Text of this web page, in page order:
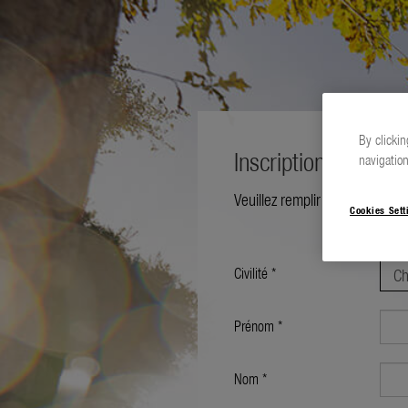
Inscription
Veuillez remplir le formulaire
Civilité *
Prénom *
Nom *
By
Cookies